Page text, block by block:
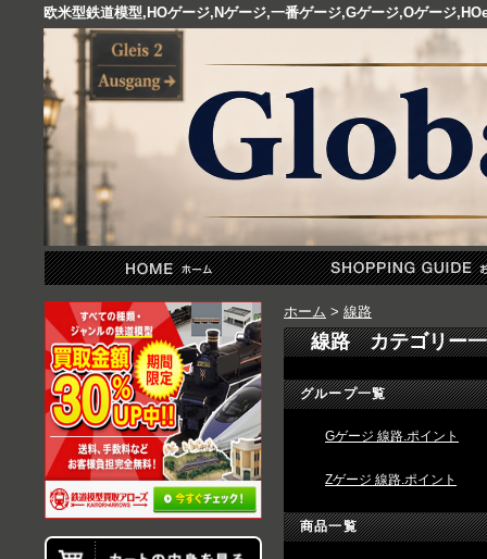
欧米型鉄道模型,HOゲージ,Nゲージ,一番ゲージ,Gゲージ,Oゲージ
ホーム > 線路
線路 カテゴリー
グループ一覧
Gゲージ 線路.ポイント
Zゲージ 線路.ポイント
商品一覧